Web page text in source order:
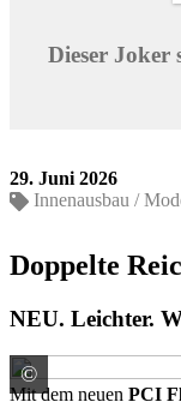
Dieser Joker
29. Juni 2026
Innenausbau /
Doppelte
NEU. Leichter.
©
PCI
Mit dem neuen PCI